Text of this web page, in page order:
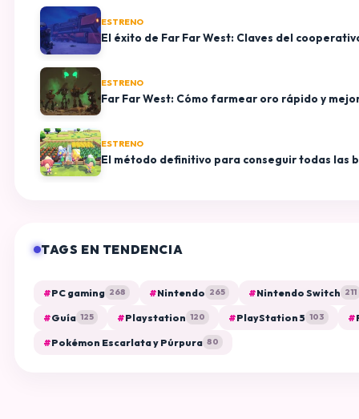
ESTRENO
El éxito de Far Far West: Claves del
ESTRENO
Far Far West: Cómo farmear oro rápido y
ESTRENO
El método definitivo para conseguir todas las
TAGS EN TENDENCIA
#PC gaming 268 #Nintendo 265 #Nintendo Switch 211
#Guía 125 #Playstation 120 #PlayStation 5 103 #
#Pokémon Escarlata y Púrpura 80